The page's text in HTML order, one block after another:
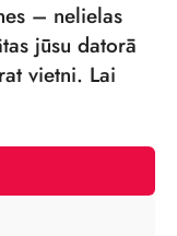
– nelielas
jūsu datorā
vietni. Lai